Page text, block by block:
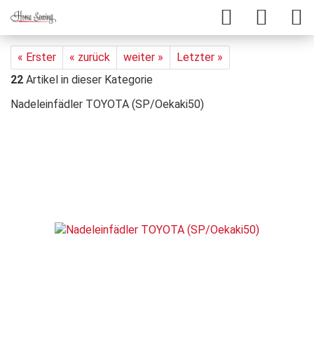
« Erster « zurück weiter »
Letzter »
22 Artikel in dieser Kategorie
Nadeleinfädler TOYOTA (SP/Oekaki50)